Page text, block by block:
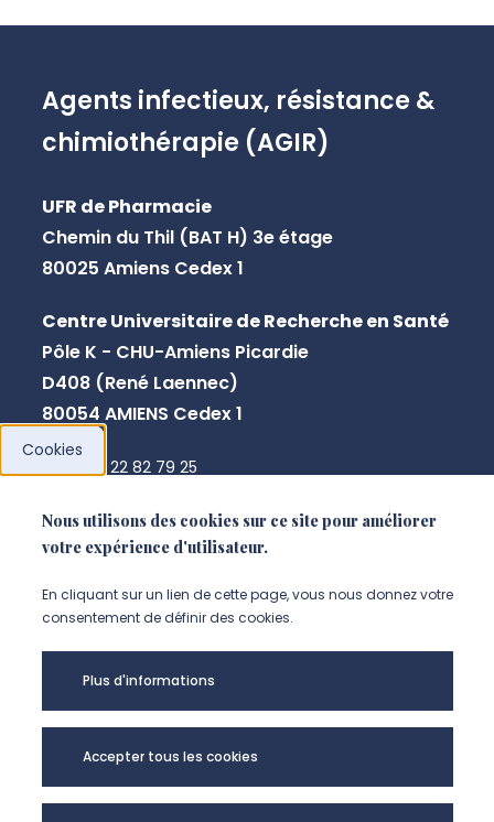
Agents infectieux, résistance &
chimiothérapie (AGIR)
UFR de Pharmacie
Chemin du Thil (BAT H) 3e étage
80025 Amiens Cedex 1
Centre Universitaire de Recherche en Santé
Pôle K - CHU-Amiens Picardie
D408 (René Laennec)
80054 AMIENS Cedex 1
+33 3 22 82 79 25
NOUS CONTACTER
Cookies
Nous utilisons des cookies sur ce site pour améliorer
votre expérience d'utilisateur.
En cliquant sur un lien de cette page, vous nous donnez votre
consentement de définir des cookies.
Plus d'informations
Accepter tous les cookies